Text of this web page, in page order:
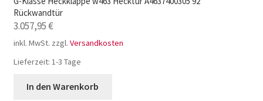
Rückwandtür
3.057,95€
inkl. MwSt. zzgl. Versandkosten
Lieferzeit: 1-3 Tage
In den Warenkorb